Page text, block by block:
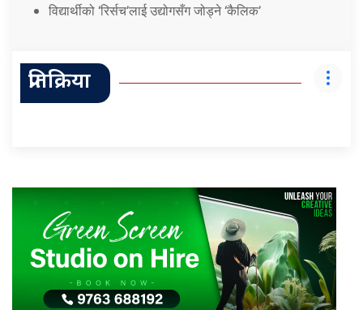
विद्यार्थीको ‘रिर्सच’लाई उद्योगसँग जोड्ने ‘कैलिक’
प्रतिक्रिया